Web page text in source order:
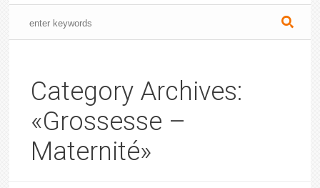
Category Archives:
«Grossesse –
Maternité»